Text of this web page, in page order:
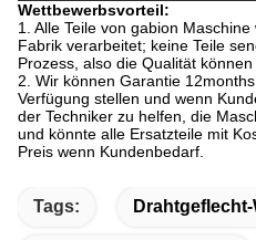
Wettbewerbsvorteil:
1. Alle Teile von gabion
Fabrik verarbeitet; keine Teile
Prozess, also die Qualität
2. Wir können Garantie
Verfügung stellen und wenn
der Techniker zu helfen, die
und könnte alle Ersatzteile mit
Preis wenn Kundenbedarf.
Tags: Drahtgeflecht-